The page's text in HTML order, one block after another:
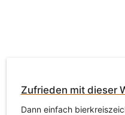
Zufrieden mit dieser
Dann einfach